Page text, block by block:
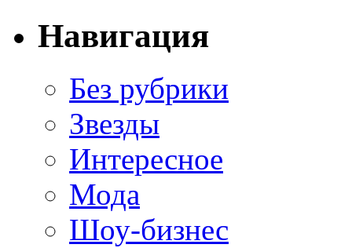
Навигация
Без рубрики
Звезды
Интересное
Мода
Шоу-бизнес